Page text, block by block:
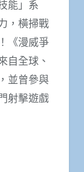
能」系
，橫掃戰
《漫威爭
自全球、
並曾參與
射擊遊戲